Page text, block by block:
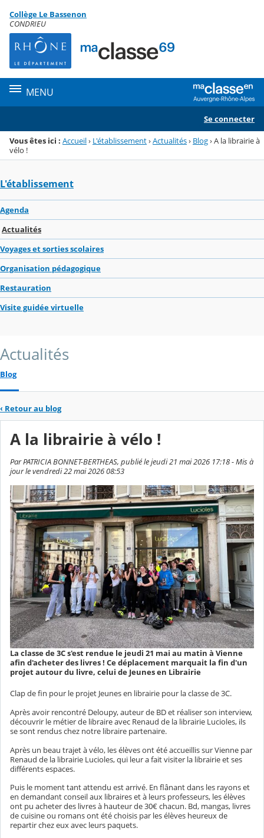
Menu de la rubrique
Contenu
Collège Le Bassenon
CONDRIEU
MENU
Se connecter
Vous êtes ici : Accueil› L'établissement›Actualités› Blog›A la librairie à
vélo !
L'établissement
Agenda
Actualités
Voyages et sorties scolaires
Organisation pédagogique
Restauration
Visite guidée virtuelle
Actualités
Blog
‹ Retour au blog
A la librairie à vélo !
Par PATRICIA BONNET-BERTHEAS, publié le jeudi 21 mai 2026 17:18 - Mis à
jour le vendredi 22 mai 2026 08:53
La classe de 3C s'est rendue le jeudi 21 mai au matin à Vienne
afin d'acheter des livres ! Ce déplacement marquait la fin d'un
projet autour du livre, celui de Jeunes en Librairie
Clap de fin pour le projet Jeunes en librairie pour la classe de 3C.
Après avoir rencontré Deloupy, auteur de BD et réaliser son interview,
découvrir le métier de libraire avec Renaud de la librairie Lucioles, ils
se sont rendus chez notre libraire partenaire.
Après un beau trajet à vélo, les élèves ont été accueillis sur Vienne par
Renaud de la librairie Lucioles, qui leur a fait visiter la librairie et ses
différents espaces.
Puis le moment tant attendu est arrivé. En flânant dans les rayons et
en demandant conseil aux libraires et à leurs professeurs, les élèves
ont pu acheter des livres à hauteur de 30€ chacun. Bd, mangas, livres
de cuisine ou romans ont été choisis par les élèves heureux de
repartir chez eux avec leurs paquets.